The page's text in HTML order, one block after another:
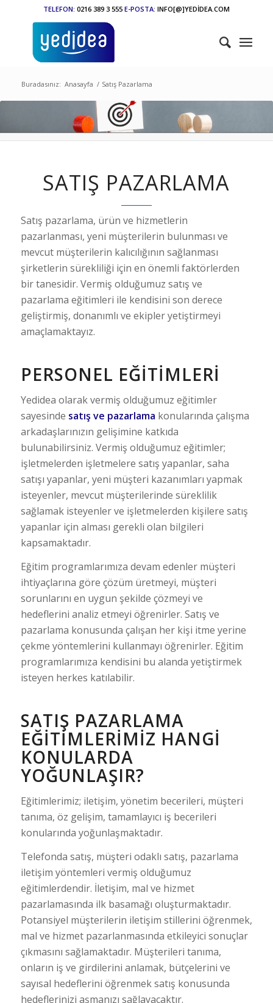
TELEFON: 0216 389 3 555 E-POSTA: INFO[@]YEDİDEA.COM
Buradasınız: Anasayfa / Satış Pazarlama
SATIŞ PAZARLAMA
Satış pazarlama, ürün ve hizmetlerin
pazarlanması, yeni müşterilerin bulunması ve
mevcut müşterilerin kalıcılığının sağlanması
şirketlerin sürekliliği için en önemli faktörlerden
bir tanesidir. Vermiş olduğumuz satış ve
pazarlama eğitimleri ile kendisini son derece
geliştirmiş, donanımlı ve ekipler yetiştirmeyi
amaçlamaktayız.
PERSONEL EĞITIMLERI
Yedidea olarak vermiş olduğumuz eğitimler
sayesinde satış ve pazarlama konularında çalışma
arkadaşlarınızın gelişimine katkıda
bulunabilirsiniz. Vermiş olduğumuz eğitimler;
işletmelerden işletmelere satış yapanlar, saha
satışı yapanlar, yeni müşteri kazanımları yapmak
isteyenler, mevcut müşterilerinde süreklilik
sağlamak isteyenler ve işletmelerden kişilere satış
yapanlar için alması gerekli olan bilgileri
kapsamaktadır.
Eğitim programlarımıza devam edenler müşteri
ihtiyaçlarına göre çözüm üretmeyi, müşteri
sorunlarını en uygun şekilde çözmeyi ve
hedeflerini analiz etmeyi öğrenirler. Satış ve
pazarlama konusunda çalışan her kişi itme yerine
çekme yöntemlerini kullanmayı öğrenirler. Eğitim
programlarımıza kendisini bu alanda yetiştirmek
isteyen herkes katılabilir.
SATIŞ PAZARLAMA
EĞITIMLERIMIZ HANGI
KONULARDA
YOĞUNLAŞIR?
Eğitimlerimiz; iletişim, yönetim becerileri, müşteri
tanıma, öz gelişim, tamamlayıcı iş becerileri
konularında yoğunlaşmaktadır.
Telefonda satış, müşteri odaklı satış, pazarlama
iletişim yöntemleri vermiş olduğumuz
eğitimlerdendir. İletişim, mal ve hizmet
pazarlamasında ilk basamağı oluşturmaktadır.
Potansiyel müşterilerin iletişim stillerini öğrenmek,
mal ve hizmet pazarlanmasında etkileyici sonuçlar
çıkmasını sağlamaktadır. Müşterileri tanıma,
onların iş ve girdilerini anlamak, bütçelerini ve
sayısal hedeflerini öğrenmek satış konusunda
hedeflerinizi aşmanızı sağlayacaktır.